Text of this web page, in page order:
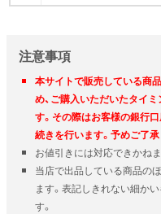
注意事項
本サイトで販売している商
め、ご購入いただいたタイ
す。その際はお客様の銀行
続きを行います。予めご了承
お値引きには対応できかねま
当店で出品している商品の
ます。表記しきれない細か
す。